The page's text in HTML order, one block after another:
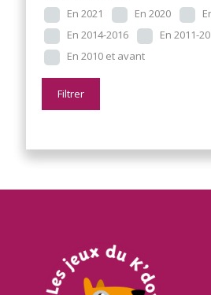
En 2021
En 2020
En 2014-2016
En 2011-
En 2010 et avant
Filtrer